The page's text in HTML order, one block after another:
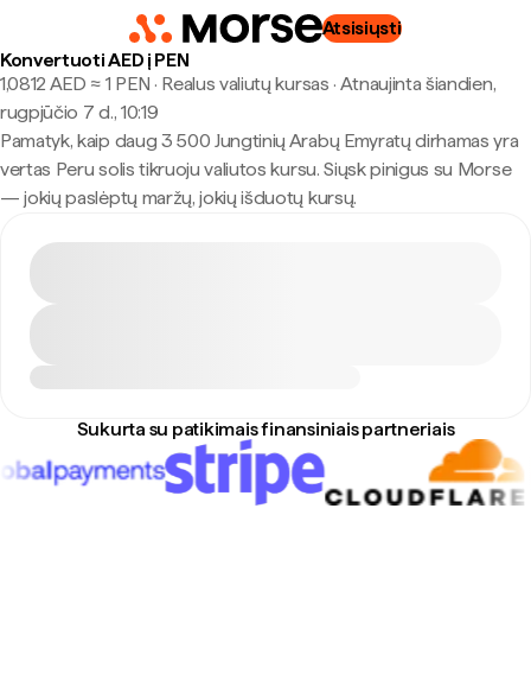
Atsisiųsti
Konvertuoti AED į PEN
1,0812 AED ≈ 1 PEN · Realus valiutų kursas · Atnaujinta šiandien,
rugpjūčio 7 d., 10:19
Pamatyk, kaip daug 3 500 Jungtinių Arabų Emyratų dirhamas yra
vertas Peru solis tikruoju valiutos kursu. Siųsk pinigus su Morse
— jokių paslėptų maržų, jokių išduotų kursų.
Sukurta su patikimais finansiniais partneriais